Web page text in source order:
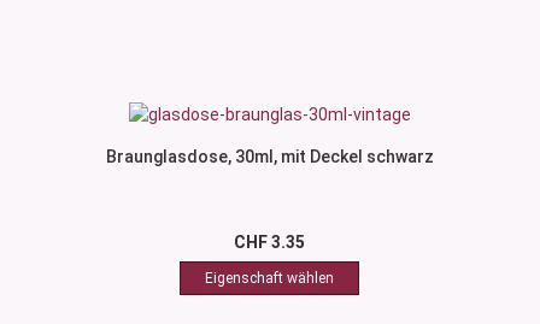
Braunglasdose, 30ml, mit Deckel schwarz
CHF 3.35